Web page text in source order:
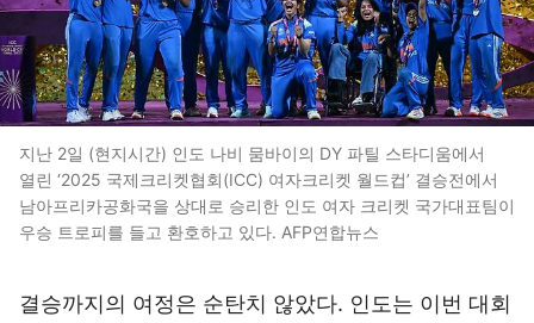
지난 2일 (현지시간) 인도 나비 뭄바이의 DY 파틸 스타디움에서
열린 ‘2025 국제크리켓협회(ICC) 여자크리켓 월드컵’ 결승전에서
남아프리카공화국을 상대로 승리한 인도 여자 크리켓 국가대표팀이
우승 트로피를 들고 환호하고 있다. AFP연합뉴스
결승까지의 여정은 순탄치 않았다. 인도는 이번 대회